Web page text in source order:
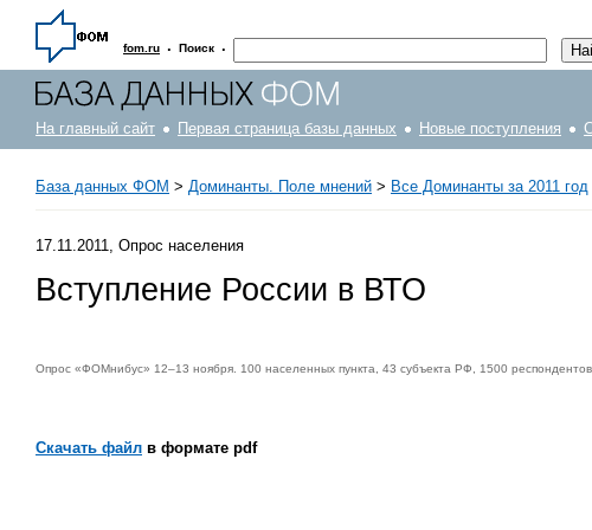
fom.ru · Поиск ·
На главный сайт Первая страница базы данных Новые поступления
База данных ФОМ > Доминанты. Поле мнений > Все Доминанты за 2011 год
17.11.2011, Опрос населения
Вступление России в ВТО
Опрос «ФОМнибус» 12–13 ноября. 100 населенных пункта, 43 субъекта РФ, 1500 респондентов.
Скачать файл в формате pdf